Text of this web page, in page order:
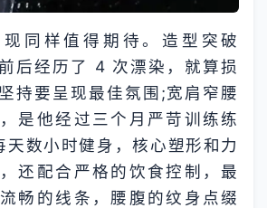
同样值得期待。造型突破
后经历了 4 次漂染，就算损
持要呈现最佳氛围;宽肩窄腰
是他经过三个月严苛训练练
数小时健身，核心塑形和力
还配合严格的饮食控制，最
畅的线条，腰腹的纹身点缀